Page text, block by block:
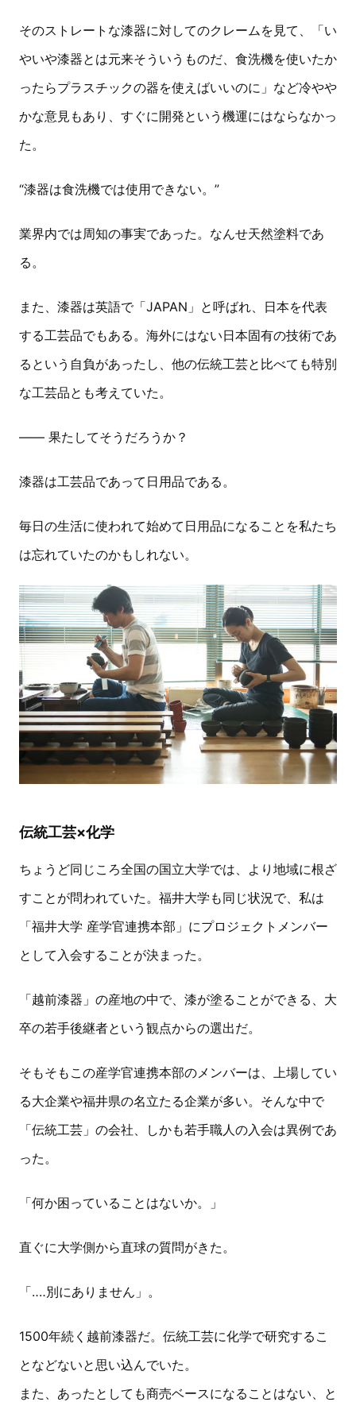
そのストレートな漆器に対してのクレームを見て、「い
やいや漆器とは元来そういうものだ、食洗機を使いたか
ったらプラスチックの器を使えばいいのに」など冷やや
かな意見もあり、すぐに開発という機運にはならなかっ
た。
“漆器は食洗機では使用できない。”
業界内では周知の事実であった。なんせ天然塗料であ
る。
また、漆器は英語で「JAPAN」と呼ばれ、日本を代表
する工芸品でもある。海外にはない日本固有の技術であ
るという自負があったし、他の伝統工芸と比べても特別
な工芸品とも考えていた。
—— 果たしてそうだろうか？
漆器は工芸品であって日用品である。
毎日の生活に使われて始めて日用品になることを私たち
は忘れていたのかもしれない。
伝統工芸×化学
ちょうど同じころ全国の国立大学では、より地域に根ざ
すことが問われていた。福井大学も同じ状況で、私は
「福井大学 産学官連携本部」にプロジェクトメンバー
として入会することが決まった。
「越前漆器」の産地の中で、漆が塗ることができる、大
卒の若手後継者という観点からの選出だ。
そもそもこの産学官連携本部のメンバーは、上場してい
る大企業や福井県の名立たる企業が多い。そんな中で
「伝統工芸」の会社、しかも若手職人の入会は異例であ
った。
「何か困っていることはないか。」
直ぐに大学側から直球の質問がきた。
「‥‥別にありません」。
1500年続く越前漆器だ。伝統工芸に化学で研究するこ
となどないと思い込んでいた。
また、あったとしても商売ベースになることはない、と